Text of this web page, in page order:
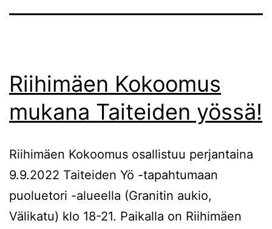
Riihimäen Kokoomus
mukana Taiteiden yössä!
Riihimäen Kokoomus osallistuu perjantaina
9.9.2022 Taiteiden Yö -tapahtumaan
puoluetori -alueella (Granitin aukio,
Välikatu) klo 18-21. Paikalla on Riihimäen